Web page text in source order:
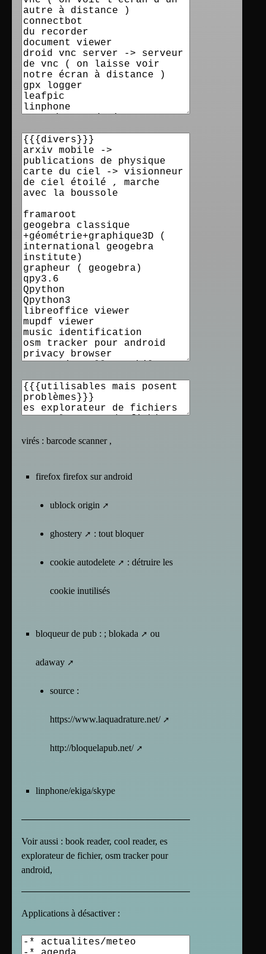
virés : barcode scanner ,
firefox firefox sur android
ublock origin
ghostery : tout bloquer
cookie autodelete : détruire les
cookie inutilisés
bloqueur de pub : ; blokada ou
adaway
source :
https://www.laquadrature.net/
http://bloquelapub.net/
linphone/ekiga/skype
Voir aussi : book reader, cool reader, es
explorateur de fichier, osm tracker pour
android,
Applications à désactiver :